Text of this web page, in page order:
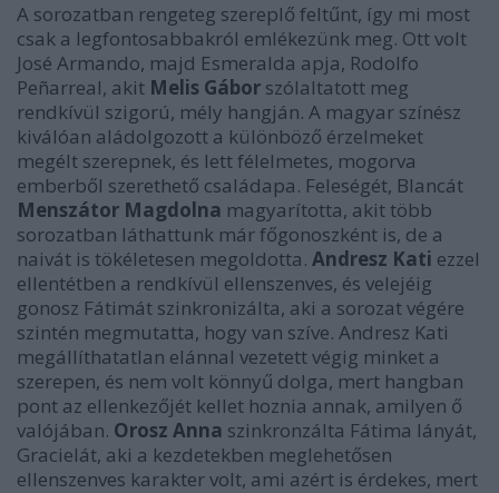
A sorozatban rengeteg szereplő feltűnt, így mi most
csak a legfontosabbakról emlékezünk meg. Ott volt
José Armando, majd Esmeralda apja, Rodolfo
Peñarreal, akit Melis Gábor szólaltatott meg
rendkívül szigorú, mély hangján. A magyar színész
kiválóan aládolgozott a különböző érzelmeket
megélt szerepnek, és lett félelmetes, mogorva
emberből szerethető családapa. Feleségét, Blancát
Menszátor Magdolna magyarította, akit több
sorozatban láthattunk már főgonoszként is, de a
naivát is tökéletesen megoldotta. Andresz Kati ezzel
ellentétben a rendkívül ellenszenves, és velejéig
gonosz Fátimát szinkronizálta, aki a sorozat végére
szintén megmutatta, hogy van szíve. Andresz Kati
megállíthatatlan elánnal vezetett végig minket a
szerepen, és nem volt könnyű dolga, mert hangban
pont az ellenkezőjét kellet hoznia annak, amilyen ő
valójában. Orosz Anna szinkronzálta Fátima lányát,
Gracielát, aki a kezdetekben meglehetősen
ellenszenves karakter volt, ami azért is érdekes, mert